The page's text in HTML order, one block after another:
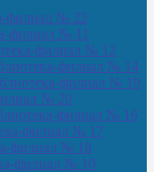
филиал № 22
филиал № 11
филиал № 12
филиал № 14
филиал № 19
№ 20
филиал № 16
филиал № 17
филиал № 18
филиал № 10